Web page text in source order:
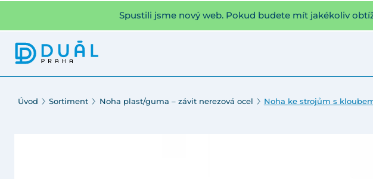
Spustili jsme nový web. Pokud budete mít jakékoliv
Úvod Sortiment Noha plast/guma – závit nerezová ocel Noha ke strojům s